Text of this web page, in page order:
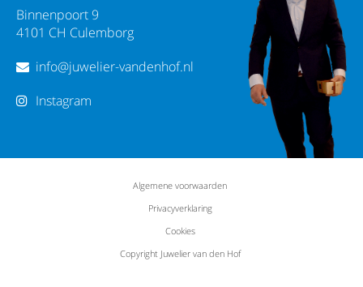
Binnenpoort 9
4101 CH Culemborg
info@juwelier-vandenhof.nl
Instagram
Algemene voorwaarden
Privacyverklaring
Cookies
Copyright Juwelier van den Hof